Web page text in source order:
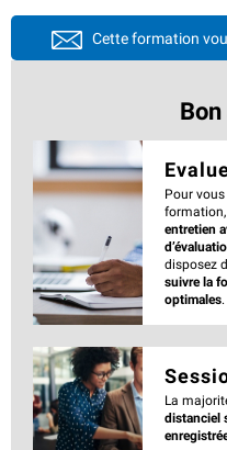
Cette formation
Pour
entretien
disposez
suivre la
optimales.
La
distanciel